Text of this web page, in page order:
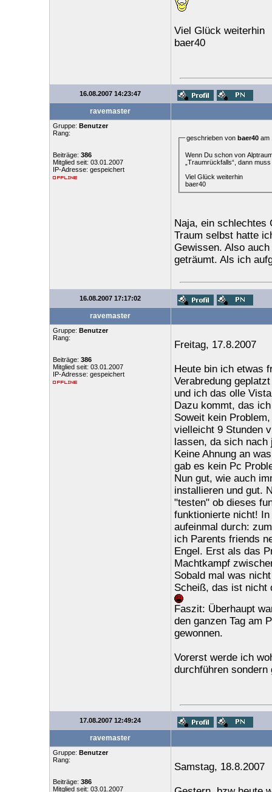
Viel Glück weiterhin
baer40
16.08.2007 14:23:47
ravemaster
Gruppe: Benutzer
Rang:
Beiträge: 386
Mitglied seit: 03.01.2007
IP-Adresse: gespeichert
geschrieben von baer40am
Wenn Du schon von
„Traumrückfalls“, dann
Viel Glück weiterhin
baer40
Naja, ein schlechtes
Traum selbst hatte
Gewissen. Also
geträumt. Als ich
16.08.2007 17:17:02
ravemaster
Gruppe: Benutzer
Rang:
Beiträge: 386
Mitglied seit: 03.01.2007
IP-Adresse: gespeichert
Freitag, 17.8.2007
Heute bin ich etwas
Verabredung
und ich das olle
Dazu kommt, das
Soweit kein
vielleicht 9 Stunden
lassen, da sich nach
Keine Ahnung an
gab es kein Pc
Nun gut, wie auch
installieren und gut.
"testen" ob dieses
funktionierte nicht!
aufeinmal durch:
ich Parents friends
Engel. Erst als das
Machtkampf
Sobald mal was
Scheiß, das ist nicht
Faszit: Überhaupt
den ganzen Tag am
gewonnen.
Vorerst werde ich
durchführen
17.08.2007 12:49:24
ravemaster
Gruppe: Benutzer
Rang:
Beiträge: 386
Mitglied seit: 03.01.2007
Samstag, 18.8.2007